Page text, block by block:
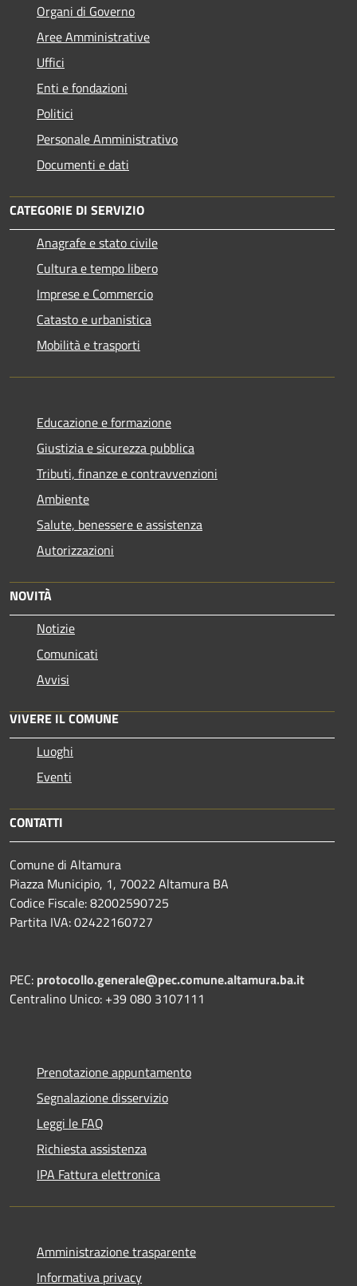
Organi di Governo
Aree Amministrative
Uffici
Enti e fondazioni
Politici
Personale Amministrativo
Documenti e dati
CATEGORIE DI SERVIZIO
Anagrafe e stato civile
Cultura e tempo libero
Imprese e Commercio
Catasto e urbanistica
Mobilità e trasporti
Educazione e formazione
Giustizia e sicurezza pubblica
Tributi, finanze e contravvenzioni
Ambiente
Salute, benessere e assistenza
Autorizzazioni
NOVITÀ
Notizie
Comunicati
Avvisi
VIVERE IL COMUNE
Luoghi
Eventi
CONTATTI
Comune di Altamura
Piazza Municipio, 1, 70022 Altamura BA
Codice Fiscale: 82002590725
Partita IVA: 02422160727
PEC: protocollo.generale@pec.comune.altamura.ba.it
Centralino Unico: +39 080 3107111
Prenotazione appuntamento
Segnalazione disservizio
Leggi le FAQ
Richiesta assistenza
IPA Fattura elettronica
Amministrazione trasparente
Informativa privacy